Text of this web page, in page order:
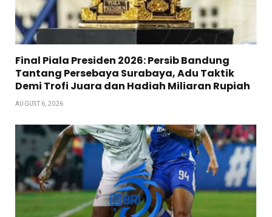
Final Piala Presiden 2026: Persib Bandung
Tantang Persebaya Surabaya, Adu Taktik
Demi Trofi Juara dan Hadiah Miliaran Rupiah
AUGUST 6, 2026